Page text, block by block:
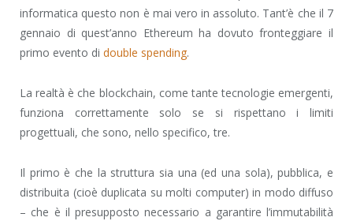
informatica questo non è mai vero in assoluto. Tant’è che il 7
gennaio di quest’anno Ethereum ha dovuto fronteggiare il
primo evento di double spending.
La realtà è che blockchain, come tante tecnologie emergenti,
funziona correttamente solo se si rispettano i limiti
progettuali, che sono, nello specifico, tre.
Il primo è che la struttura sia una (ed una sola), pubblica, e
distribuita (cioè duplicata su molti computer) in modo diffuso
– che è il presupposto necessario a garantire l’immutabilità